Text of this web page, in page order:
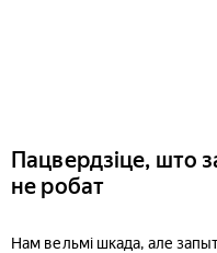
Пацвердзіце, што
не робат
Нам вельмі шкада, але